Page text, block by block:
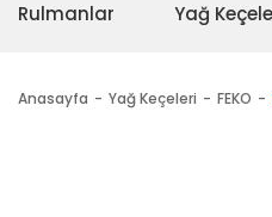
Rulmanlar Yağ
Anasayfa Yağ Keçeleri FEKO